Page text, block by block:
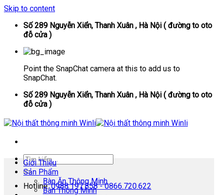
Skip to content
Số 289 Nguyễn Xiển, Thanh Xuân , Hà Nội ( đường to oto
đỗ cửa )
Point the SnapChat camera at this to add us to
SnapChat.
Số 289 Nguyễn Xiển, Thanh Xuân , Hà Nội ( đường to oto
đỗ cửa )
Hotline:0988.197.858 - 0866.720.622
Giới Thiệu
Sản Phẩm
Bàn Ăn Thông Minh
Bàn Thông Minh